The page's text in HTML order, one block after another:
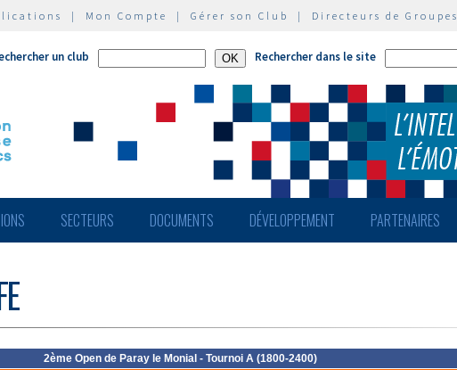
| Mon Compte | Gérer son Club | Directeurs de Groupes
un club Rechercher dans le site
SECTEURS DOCUMENTS DÉVELOPPEMENT PARTENAIRES
2ème Open de Paray le Monial - Tournoi A (1800-2400)